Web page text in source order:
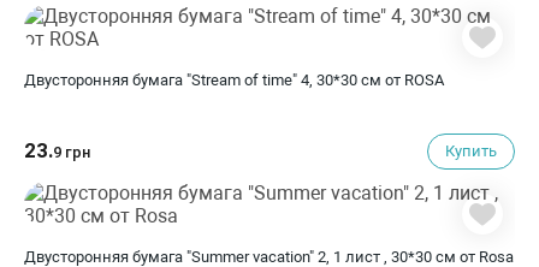
Двусторонняя бумага "Stream of time" 4, 30*30 см от ROSA
23.9 грн Купить
Двусторонняя бумага "Summer vacation" 2, 1 лист , 30*30 см от Rosa